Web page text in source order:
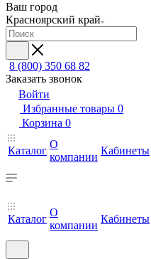
Ваш город
Красноярский край
8 (800) 350 68 82
Заказать звонок
Войти
Избранные товары 0
Корзина 0
Каталог
О
компании
Кабинеты
Каталог
О
компании
Кабинеты